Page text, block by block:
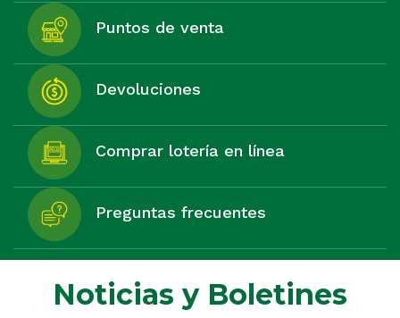
Puntos de venta
Devoluciones
Comprar lotería en línea
Preguntas frecuentes
Noticias y Boletines